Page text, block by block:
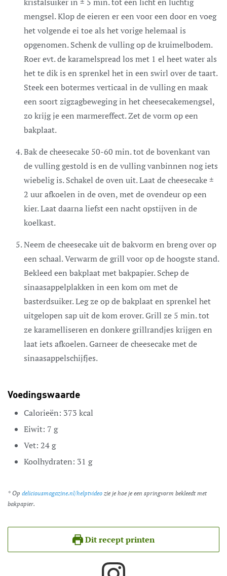
mengsel. Klop de eieren er een voor een door en voeg
het volgende ei toe als het vorige helemaal is
opgenomen. Schenk de vulling op de kruimelbodem.
Roer evt. de karamelspread los met 1 el heet water als
het te dik is en sprenkel het in een swirl over de taart.
Steek een botermes verticaal in de vulling en maak
een soort zigzagbeweging in het cheesecakemengsel,
zo krijg je een marmereffect. Zet de vorm op een
bakplaat.
Bak de cheesecake 50-60 min. tot de bovenkant van
de vulling gestold is en de vulling vanbinnen nog iets
wiebelig is. Schakel de oven uit. Laat de cheesecake ±
2 uur afkoelen in de oven, met de ovendeur op een
kier. Laat daarna liefst een nacht opstijven in de
koelkast.
Neem de cheesecake uit de bakvorm en breng over op
een schaal. Verwarm de grill voor op de hoogste stand.
Bekleed een bakplaat met bakpapier. Schep de
sinaasappelplakken in een kom om met de
basterdsuiker. Leg ze op de bakplaat en sprenkel het
uitgelopen sap uit de kom erover. Grill ze 5 min. tot
ze karamelliseren en donkere grillrandjes krijgen en
laat iets afkoelen. Garneer de cheesecake met de
sinaasappelschijfjes.
Voedingswaarde
Calorieën: 373 kcal
Eiwit: 7 g
Vet: 24g
Koolhydraten: 31 g
* Op deliciousmagazine.nl/helptvideo zie je hoe je een springvorm bekleedt met
bakpapier.
Dit recept printen